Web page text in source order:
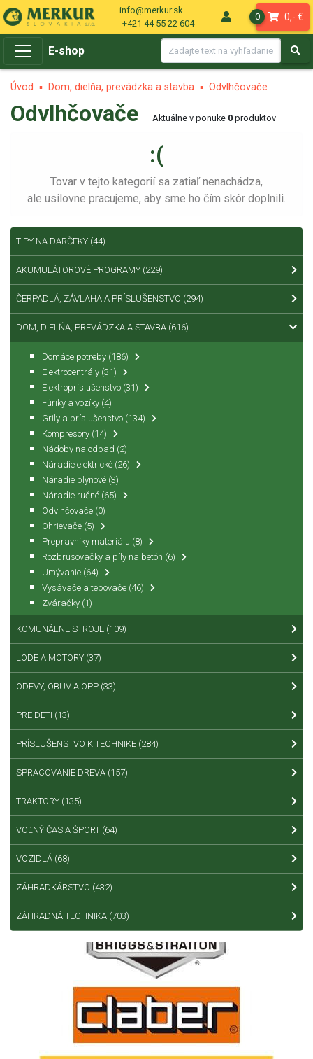
info@merkur.sk
+421 44 55 22 604
0 0,- €
E-shop
Úvod Dom, dielňa, prevádzka a stavba Odvlhčovače
Odvlhčovače Aktuálne v ponuke 0 produktov
:(
Tovar v tejto kategorií sa zatiaľ nenachádza,
ale usilovne pracujeme, aby sme ho čím skôr doplnili.
TIPY NA DARČEKY (44)
AKUMULÁTOROVÉ PROGRAMY (229)
ČERPADLÁ, ZÁVLAHA A PRÍSLUŠENSTVO (294)
DOM, DIELŇA, PREVÁDZKA A STAVBA (616)
Domáce potreby (186)
Elektrocentrály (31)
Elektropríslušenstvo (31)
Fúriky a vozíky (4)
Grily a príslušenstvo (134)
Kompresory (14)
Nádoby na odpad (2)
Náradie elektrické (26)
Náradie plynové (3)
Náradie ručné (65)
Odvlhčovače (0)
Ohrievače (5)
Prepravníky materiálu (8)
Rozbrusovačky a píly na betón (6)
Umývanie (64)
Vysávače a tepovače (46)
Zváračky (1)
KOMUNÁLNE STROJE (109)
LODE A MOTORY (37)
ODEVY, OBUV A OPP (33)
PRE DETI (13)
PRÍSLUŠENSTVO K TECHNIKE (284)
SPRACOVANIE DREVA (157)
TRAKTORY (135)
VOĽNÝ ČAS A ŠPORT (64)
VOZIDLÁ (68)
ZÁHRADKÁRSTVO (432)
ZÁHRADNÁ TECHNIKA (703)